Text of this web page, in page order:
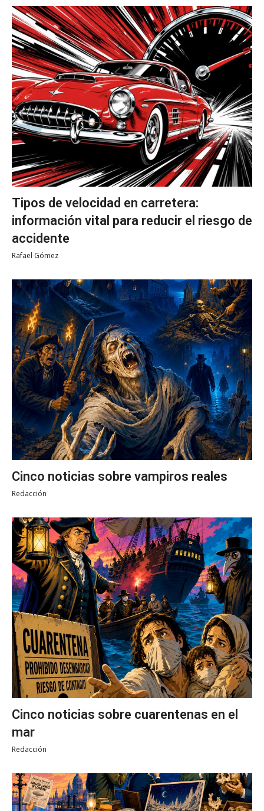
Tipos de velocidad en carretera:
información vital para reducir el riesgo de
accidente
Rafael Gómez
Cinco noticias sobre vampiros reales
Redacción
Cinco noticias sobre cuarentenas en el
mar
Redacción